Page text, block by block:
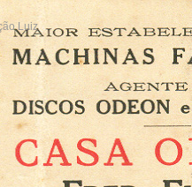
VISITE ACERVOS
Luiz